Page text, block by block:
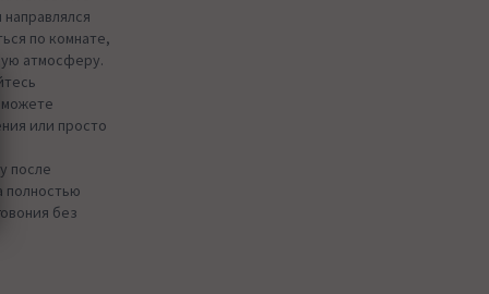
по комнате,
атмосферу.
можете
или просто
после
полностью
без